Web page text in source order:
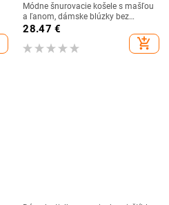
Módne šnurovacie košele s mašľou
a ľanom, dámske blúzky bez
rukávov, ležérne, biele, bavlnené,
28.47 €
add_shopping_cart